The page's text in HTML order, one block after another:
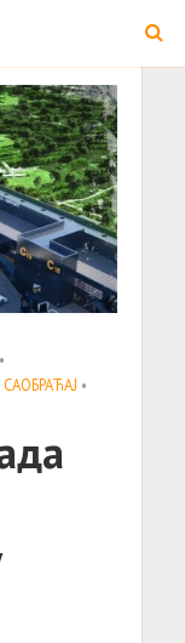
•
САОБРАЋАЈ •